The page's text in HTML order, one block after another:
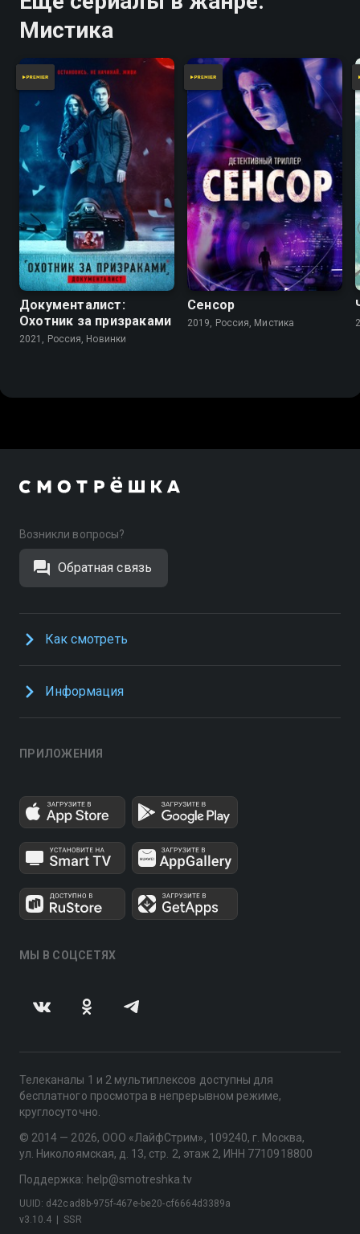
Мистика
Документалист:
Охотник за призраками
2021, Россия, Новинки
Сенсор
2019, Россия, Мистика
Возникли вопросы?
Обратная связь
Как смотреть
Информация
ПРИЛОЖЕНИЯ
МЫ В СОЦСЕТЯХ
Телеканалы 1 и 2 мультиплексов доступны для
бесплатного просмотра в непрерывном режиме,
круглосуточно.
© 2014 — 2026, ООО «ЛайфСтрим», 109240, г. Москва,
ул. Николоямская, д. 13, стр. 2, этаж 2, ИНН 7710918800
Поддержка: help@smotreshka.tv
v3.10.4 SSR
UUID: d42cad8b-975f-467e-be20-cf6664d3389a